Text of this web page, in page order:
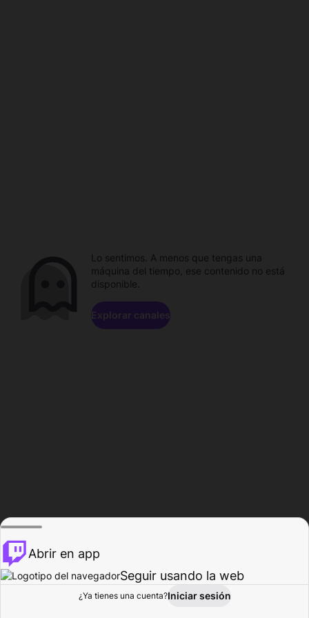
Explorar Actividad
Lo sentimos. A menos que tengas una
máquina del tiempo, ese contenido no está
disponible.
Explorar canales
Abrir en app
Seguir usando la web
¿Ya tienes una cuenta?Iniciar sesión